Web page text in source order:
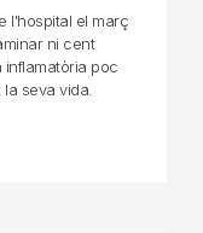
l'hospital el març
ni cent
inflamatòria poc
seva vida.